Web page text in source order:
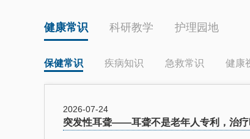
健康常识 科研教学 护理园地
保健常识 疾病知识 急救常识 健康
2026-07-24
突发性耳聋——耳聋不是老年人专利，治疗